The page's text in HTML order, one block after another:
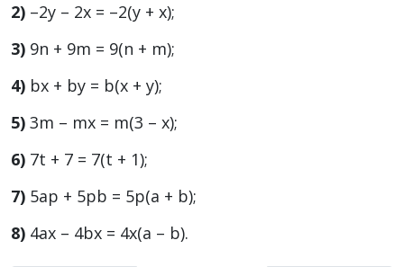
2) –2у – 2х = –2(y + x);
3) 9n + 9m = 9(n + m);
4) bx + by = b(x + y);
5) 3m – mх = m(3 – x);
6) 7t + 7 = 7(t + 1);
7) 5ар + 5рb = 5p(a + b);
8) 4ах – 4bx = 4x(a – b).